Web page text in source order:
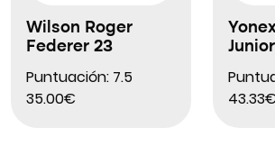
Wilson Roger
Federer 23
Puntuación: 7.5
35.00€
43.33€